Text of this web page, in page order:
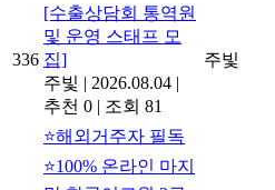
336
[수출상담회 통역원
및 운영 스태프 모
집]
주빛 | 2026.08.04 |
추천 0 | 조회 81
주빛
⭐해외거주자 필독
⭐100% 온라인 마지